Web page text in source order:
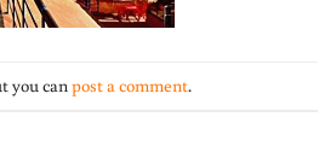
you canpost a comment.